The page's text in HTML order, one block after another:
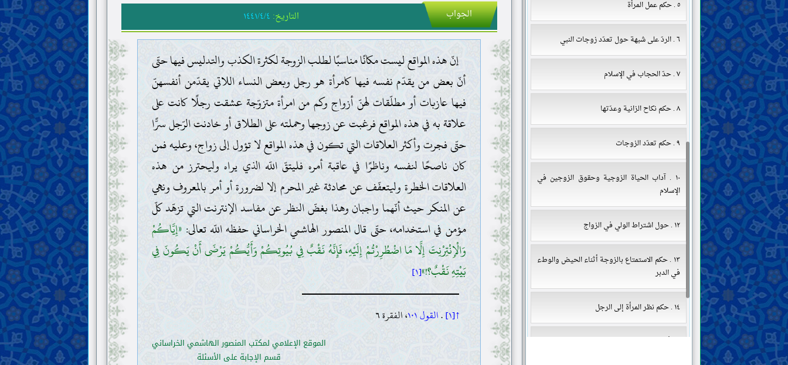
الجواب التاريخ: ١٤٤١/٤/٤
إنّ هذه المواقع ليست مكانًا مناسبًا لطلب الزوجة لكثرة الكذب والتدليس فيها حتّى
أنّ بعض من يقدّم نفسه فيها كامرأة هو رجل وبعض النساء اللاتي يقدّمن أنفسهنّ
فيها عازبات أو مطلّقات لهنّ أزواج وكم من امرأة متزوّجة عشقت رجلًا كانت على
علاقة به في هذه المواقع فرغبت عن زوجها وحملته على الطلاق أو خادنت الرّجل سرًّا
حتّى فجرت وأكثر العلاقات التي تكون في هذه المواقع لا تؤول إلى زواج، وعليه فمن
كان ناصحًا لنفسه وناظرًا في عاقبة أمره فليتقّ اللّه الذي يراه وليحترز من هذه
العلاقات الخطرة وليتعفّف عن محادثة غير المحرم إلا لضرورة أو أمر بالمعروف ونهي
عن المنكر حيث أنّهما واجبان وهذا بغضّ النظر عن مفاسد الإنترنت التي تزهّد كلّ
مؤمن في استخدامه، حتّى قال المنصور الهاشمي الخراساني حفظه اللّه تعالى: «إِيَّاكُمْ
وَالْإِنْتِرْنِتَ إِلَّا مَا اضْطُرِرْتُمْ إِلَيْهِ، فَإِنَّهُ نَقْبٌ فِي بُيُوتِكُمْ وَأَيُّكُمْ يَرْضَى أَنْ يَكُونَ فِي
بَيْتِهِ نَقْبٌ؟!»[١]
↑[١] .القول ١٠١ ، الفقرة ٦
الموقع الإعلامي لمكتب المنصور الهاشمي الخراساني
قسم الإجابة على الأسئلة
٥ . حكم عمل المرأة
٦ . الردّ على شبهة حول تعدّد زوجات النبي
٧ . حدّ الحجاب في الإسلام
٨ . حكم نكاح الزانية وعدّتها
٩ . حكم تعدّد الزوجات
١٠ . آداب الحياة الزوجية وحقوق الزوجين في
الإسلام
١٢ . حول اشتراط الولي في الزواج
١٣ . حكم الاستمتاع بالزوجة أثناء الحيض والوطء
في الدبر
١٤ . حكم نظر المرأة إلى الرجل